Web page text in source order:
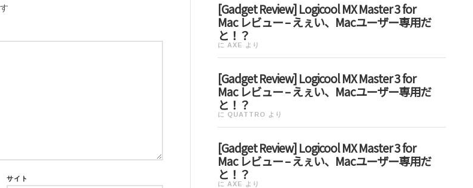
サイト
[Gadget Review] Logicool MX Master 3 for
Mac レビュー – えぇい、Macユーザー専用だ
と！？
に AXE より
[Gadget Review] Logicool MX Master 3 for
Mac レビュー – えぇい、Macユーザー専用だ
と！？
に QUATTRO より
[Gadget Review] Logicool MX Master 3 for
Mac レビュー – えぇい、Macユーザー専用だ
と！？
に AXE より